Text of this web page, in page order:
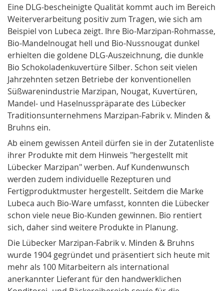
Eine DLG-bescheinigte Qualität kommt auch im Bereich
Weiterverarbeitung positiv zum Tragen, wie sich am
Beispiel von Lubeca zeigt. Ihre Bio-Marzipan-Rohmasse,
Bio-Mandelnougat hell und Bio-Nussnougat dunkel
erhielten die goldene DLG-Auszeichnung, die dunkle
Bio Schokoladenkuvertüre Silber. Schon seit vielen
Jahrzehnten setzen Betriebe der konventionellen
Süßwarenindustrie Marzipan, Nougat, Kuvertüren,
Mandel- und Haselnusspräparate des Lü­becker
Traditionsunternehmens Marzipan-Fabrik v. Minden &
Bruhns ein.
Ab einem gewissen Anteil dürfen sie in der Zutatenliste
ihrer Produkte mit dem Hinweis "hergestellt mit
Lübecker Marzipan" werben. Auf Kundenwunsch
werden zudem individuelle Rezepturen und
Fertigproduktmuster hergestellt. Seitdem die Marke
Lubeca auch Bio-Ware umfasst, konnten die Lübecker
schon viele neue Bio-Kunden gewinnen. Bio rentiert
sich, daher sind weitere Produkte in Planung.
Die Lübecker Marzipan-Fabrik v. Minden & Bruhns
wurde 1904 gegründet und präsentiert sich heute mit
mehr als 100 Mitarbeitern als international
anerkannter Lieferant für den handwerklichen